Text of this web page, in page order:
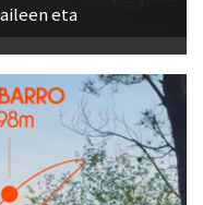
eta